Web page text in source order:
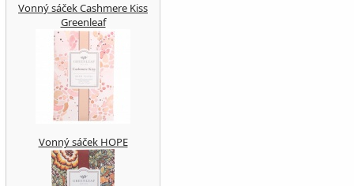
Vonný sáček Cashmere Kiss
Greenleaf
Vonný sáček HOPE